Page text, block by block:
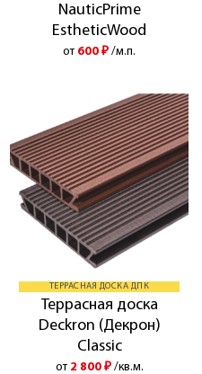
NauticPrime
EstheticWood
от 600 ₽ /м.п.
ТЕРРАСНАЯ ДОСКА ДПК
Террасная доска
Deckron (Декрон)
Classic
от 2 800 ₽ /кв.м.